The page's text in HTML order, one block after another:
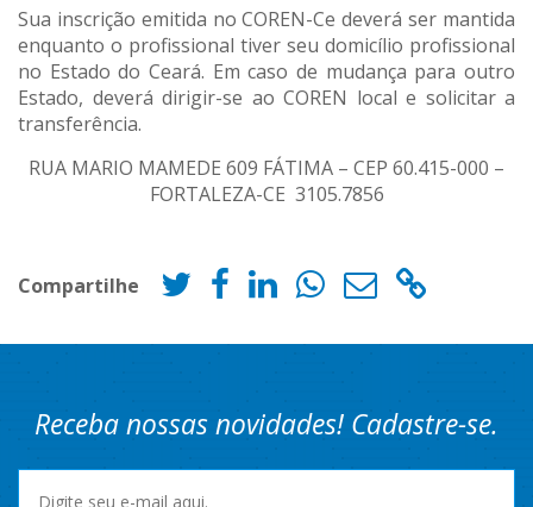
Sua inscrição emitida no COREN-Ce deverá ser mantida
enquanto o profissional tiver seu domicílio profissional
no Estado do Ceará. Em caso de mudança para outro
Estado, deverá dirigir-se ao COREN local e solicitar a
transferência.
RUA MARIO MAMEDE 609 FÁTIMA – CEP 60.415-000 –
FORTALEZA-CE 3105.7856
Compartilhe
Receba nossas novidades! Cadastre-se.